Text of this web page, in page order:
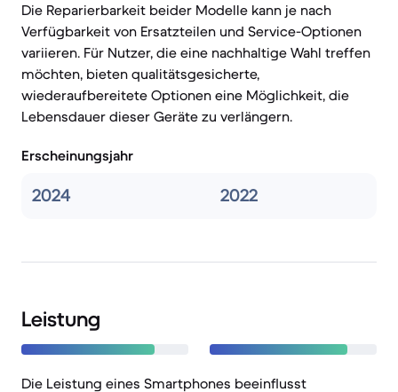
Die Reparierbarkeit beider Modelle kann je nach
Verfügbarkeit von Ersatzteilen und Service-Optionen
variieren. Für Nutzer, die eine nachhaltige Wahl treffen
möchten, bieten qualitätsgesicherte,
wiederaufbereitete Optionen eine Möglichkeit, die
Lebensdauer dieser Geräte zu verlängern.
Erscheinungsjahr
2024 2022
Leistung
Die Leistung eines Smartphones beeinflusst